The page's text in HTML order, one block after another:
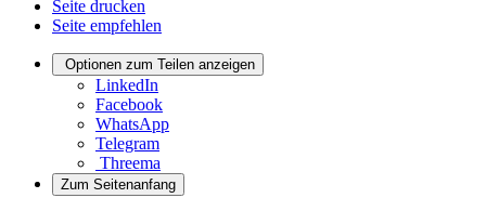
Seite drucken
Seite empfehlen
Optionen zum Teilen anzeigen
LinkedIn
Facebook
WhatsApp
Telegram
Threema
Zum Seitenanfang